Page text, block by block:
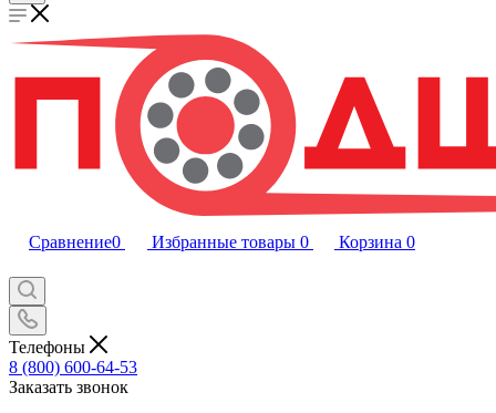
Сравнение0 Избранные товары 0 Корзина 0
Телефоны
8 (800) 600-64-53
Заказать звонок